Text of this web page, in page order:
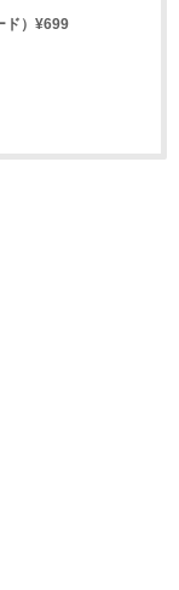
ド）¥699